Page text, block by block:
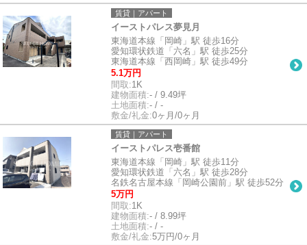
賃貸｜アパート
イーストパレス夢見月
東海道本線「岡崎」駅 徒歩16分
愛知環状鉄道「六名」駅 徒歩25分
東海道本線「西岡崎」駅 徒歩49分
5.1万円
間取:1K
建物面積:- / 9.49坪
土地面積:- / -
敷金/礼金:0ヶ月/0ヶ月
賃貸｜アパート
イーストパレス壱番館
東海道本線「岡崎」駅 徒歩11分
愛知環状鉄道「六名」駅 徒歩28分
名鉄名古屋本線「岡崎公園前」駅 徒歩52分
5万円
間取:1K
建物面積:- / 8.99坪
土地面積:- / -
敷金/礼金:5万円/0ヶ月